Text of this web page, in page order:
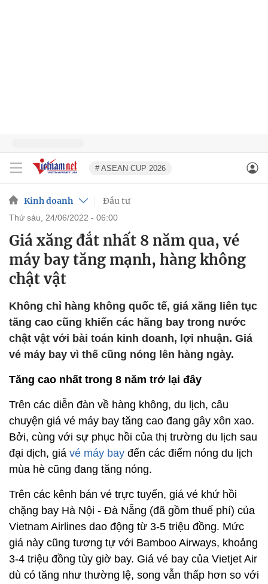
# ASEAN CUP 2026
Kinh doanh Đầu tư
thứ sáu, 24/06/2022 - 06:00
Giá xăng đắt nhất 8 năm qua, vé
máy bay tăng mạnh, hàng không
chật vật
Không chỉ hàng không quốc tế, giá xăng liên tục
tăng cao cũng khiến các hãng bay trong nước
chật vật với bài toán kinh doanh, lợi nhuận. Giá
vé máy bay vì thế cũng nóng lên hàng ngày.
Tăng cao nhất trong 8 năm trở lại đây
Trên các diễn đàn về hàng không, du lịch, câu
chuyện giá vé máy bay tăng cao đang gây xôn xao.
Bởi, cùng với sự phục hồi của thị trường du lịch sau
đại dịch, giá vé máy bay đến các điểm nóng du lịch
mùa hè cũng đang tăng nóng.
Trên các kênh bán vé trực tuyến, giá vé khứ hồi
chặng bay Hà Nội - Đà Nẵng (đã gồm thuế phí) của
Vietnam Airlines dao động từ 3-5 triệu đồng. Mức
giá này cũng tương tự với Bamboo Airways, khoảng
3-4 triệu đồng tùy giờ bay. Giá vé bay của Vietjet Air
dù có tăng như thường lệ, song vẫn thấp hơn so với